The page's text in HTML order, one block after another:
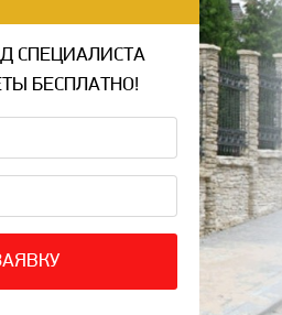
СПЕЦИАЛИСТА
БЕСПЛАТНО!